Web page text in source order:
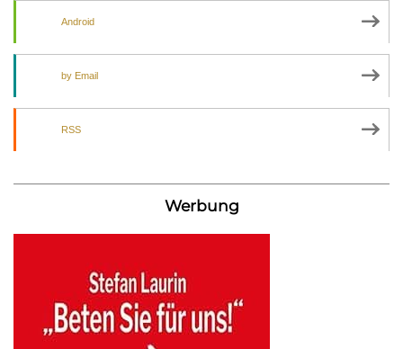
Android
by Email
RSS
Werbung